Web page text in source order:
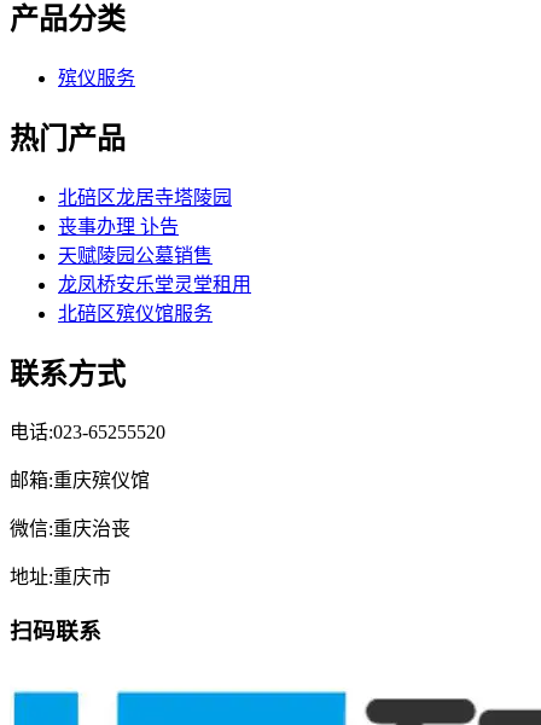
产品分类
殡仪服务
热门产品
北碚区龙居寺塔陵园
丧事办理 讣告
天赋陵园公墓销售
龙凤桥安乐堂灵堂租用
北碚区殡仪馆服务
联系方式
电话:023-65255520
邮箱:重庆殡仪馆
微信:重庆治丧
地址:重庆市
扫码联系